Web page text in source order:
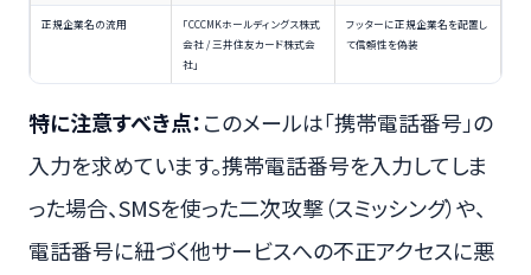
正規企業名の流用
「CCCMKホールディングス株式
会社 / 三井住友カード株式会
社」
フッターに正規企業名を配置し
て信頼性を偽装
特に注意すべき点：このメールは「携帯電話番号」の
入力を求めています。携帯電話番号を入力してしま
った場合、SMSを使った二次攻撃（スミッシング）や、
電話番号に紐づく他サービスへの不正アクセスに悪